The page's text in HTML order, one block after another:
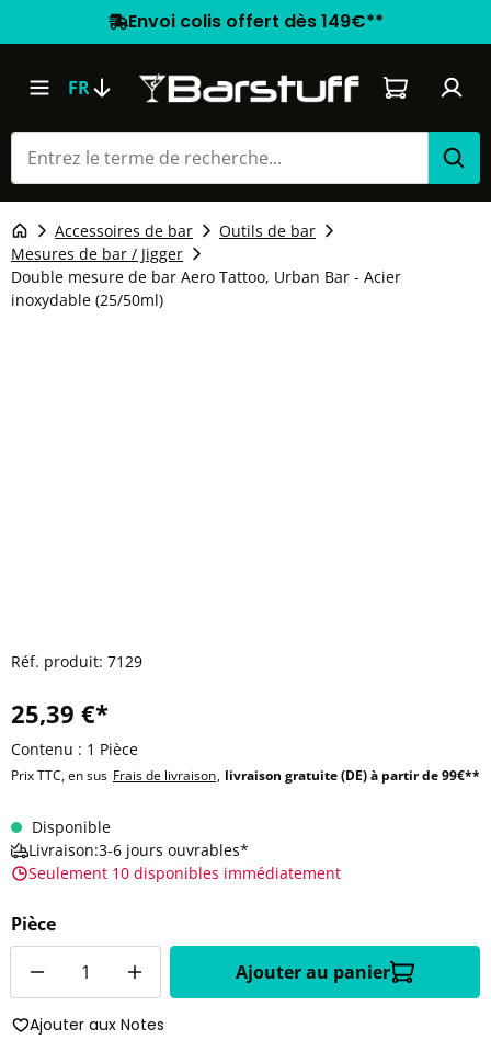
Envoi colis offert dès 149€**
FR Le panier
Accessoires de bar
Outils de bar
Mesures de bar / Jigger
Double mesure de bar Aero Tattoo, Urban Bar - Acier
inoxydable (25/50ml)
Réf. produit: 7129
25,39 €*
Contenu : 1 Pièce
Prix TTC, en sus Frais de livraison, livraison gratuite (DE) à partir de 99€**
Disponible
Livraison:3-6 jours ouvrables*
Seulement 10 disponibles immédiatement
Pièce
Ajouter au panier
Ajouter aux Notes